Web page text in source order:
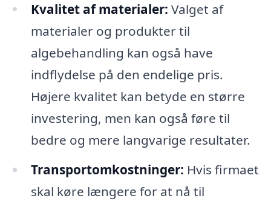
Kvalitet af materialer: Valget af
materialer og produkter til
algebehandling kan også have
indflydelse på den endelige pris.
Højere kvalitet kan betyde en større
investering, men kan også føre til
bedre og mere langvarige resultater.
Transportomkostninger: Hvis firmaet
skal køre længere for at nå til